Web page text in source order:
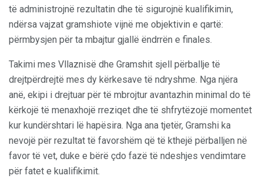
të administrojnë rezultatin dhe të sigurojnë kualifikimin,
ndërsa vajzat gramshiote vijnë me objektivin e qartë:
përmbysjen për ta mbajtur gjallë ëndrrën e finales.
Takimi mes Vllaznisë dhe Gramshit sjell përballje të
drejtpërdrejtë mes dy kërkesave të ndryshme. Nga njëra
anë, ekipi i drejtuar për të mbrojtur avantazhin minimal do të
kërkojë të menaxhojë rreziqet dhe të shfrytëzojë momentet
kur kundërshtari lë hapësira. Nga ana tjetër, Gramshi ka
nevojë për rezultat të favorshëm që të kthejë përballjen në
favor të vet, duke e bërë çdo fazë të ndeshjes vendimtare
për fatet e kualifikimit.